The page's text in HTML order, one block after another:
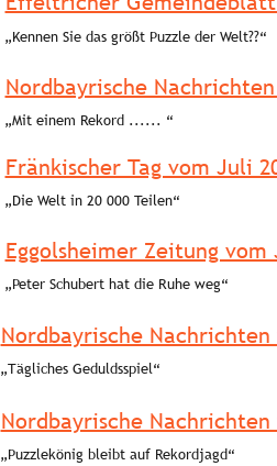
„Kennen Sie das größt Puzzle der Welt??“
Nordbayrische
„Mit einem Rekord ...... “
Fränkischer Tag vom Juli
„Die Welt in 20 000 Teilen“
Eggolsheimer Zeitung vom
„Peter Schubert hat die Ruhe weg“
Nordbayrische
„Tägliches Geduldsspiel“
Nordbayrische Nachrichten
„Puzzlekönig bleibt auf Rekordjagd“